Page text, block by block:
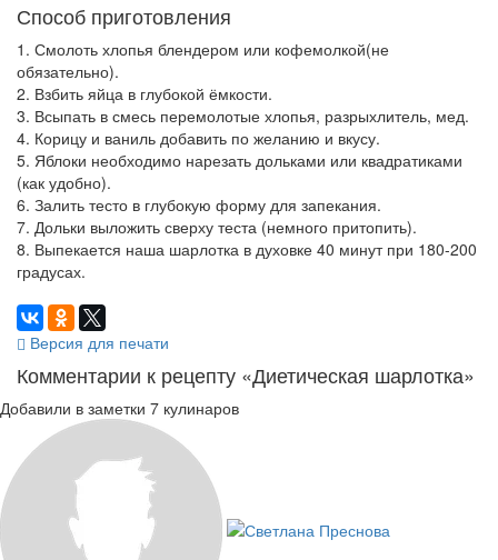
Способ приготовления
1. Смолоть хлопья блендером или кофемолкой(не
обязательно).
2. Взбить яйца в глубокой ёмкости.
3. Всыпать в смесь перемолотые хлопья, разрыхлитель, мед.
4. Корицу и ваниль добавить по желанию и вкусу.
5. Яблоки необходимо нарезать дольками или квадратиками
(как удобно).
6. Залить тесто в глубокую форму для запекания.
7. Дольки выложить сверху теста (немного притопить).
8. Выпекается наша шарлотка в духовке 40 минут при 180-200
градусах.
Версия для печати
Комментарии к рецепту «Диетическая шарлотка»
Добавили в заметки 7 кулинаров